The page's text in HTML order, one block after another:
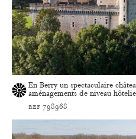
En Berry un spectaculaire
aménagements de niveau
ref 798968